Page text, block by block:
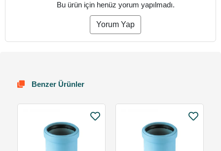
Bu ürün için henüz yorum yapılmadı.
Yorum Yap
Benzer Ürünler